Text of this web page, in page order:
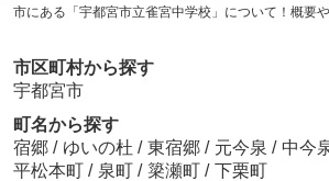
市にある「宇都宮市立雀宮中学校」について！概要
市区町村から探す
宇都宮市
町名から探す
宿郷 / ゆいの杜 / 東宿郷 / 元今泉 / 中今
平松本町 / 泉町 / 簗瀬町 / 下栗町